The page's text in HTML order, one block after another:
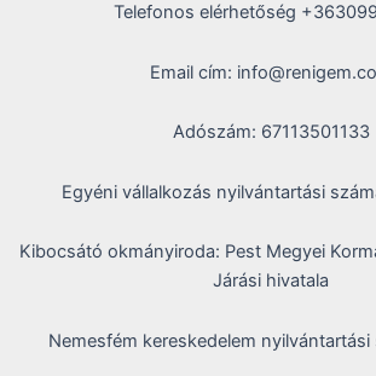
Telefonos elérhetőség
Email cím:
Adószám: 67113501133
Egyéni vállalkozás nyilvántartási
Kibocsátó okmányiroda: Pest Megyei
Járási hivatala
Nemesfém kereskedelem nyilvántartási